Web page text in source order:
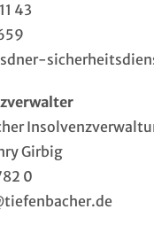
43
Girbig
0